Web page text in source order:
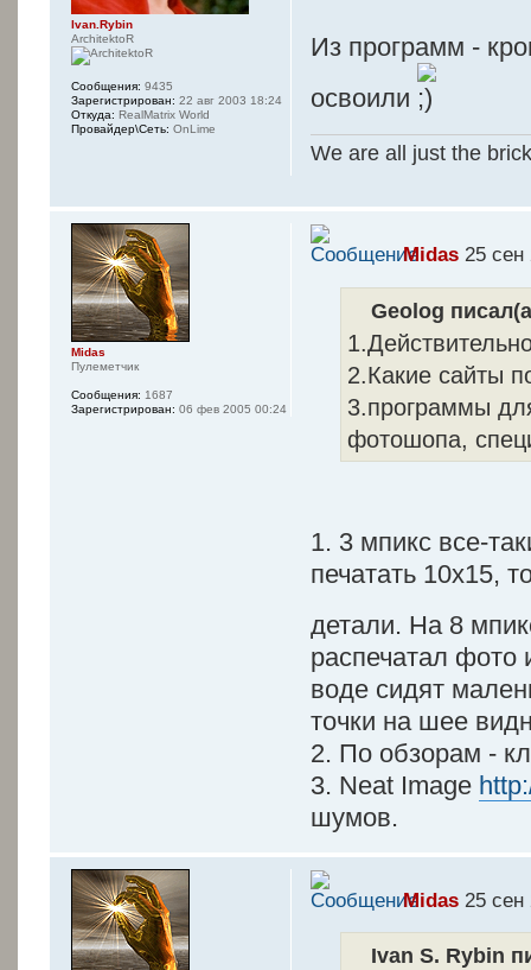
Из программ -
освоили
We are all just the
Ivan.Rybin
ArchitektoR
Сообщения: 9435
Зарегистрирован: 22 авг 2003 18:24
Откуда: RealMatrix World
Провайдер\Сеть: OnLime
Midas 25 сен
Geolog
2.Какие сайты
3.программы
фотошопа,
1. 3 мпикс все-
печатать 10х15,
детали. На 8
распечатал фото
воде сидят
точки на шее
2. По обзорам -
3. Neat Image
шумов.
Midas
Пулеметчик
Сообщения: 1687
Зарегистрирован: 06 фев 2005 00:24
Midas 25 сен
Ivan S. Rybin